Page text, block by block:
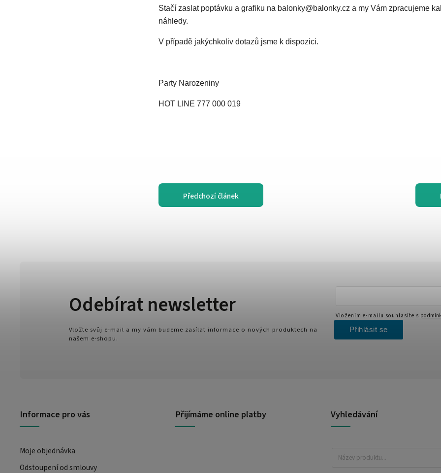
Stačí zaslat poptávku a grafiku na balonky@balonky.cz a my Vám zpracujeme
náhledy.
V případě jakýchkoliv dotazů jsme k dispozici.
Party Narozeniny
HOT LINE 777 000 019
Předchozí článek
Informace pro vás
Moje objednávka
Odstoupení od smlouvy
Přijímáme online platby Vyhledávání
Odebírat newsletter
Vložte svůj e-mail a my vám budeme zasílat informace o nových produktech na
našem e-shopu.
Vložením e-mailu souhlasíte s
Přihlásit se